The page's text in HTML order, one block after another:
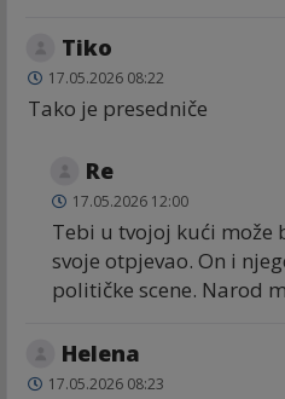
Tiko
17.05.2026 08:22
Tako je presedniče
Re
17.05.2026 12:00
Tebi u tvojoj kući može
svoje otpjevao. On i
političke scene. Narod
Helena
17.05.2026 08:23